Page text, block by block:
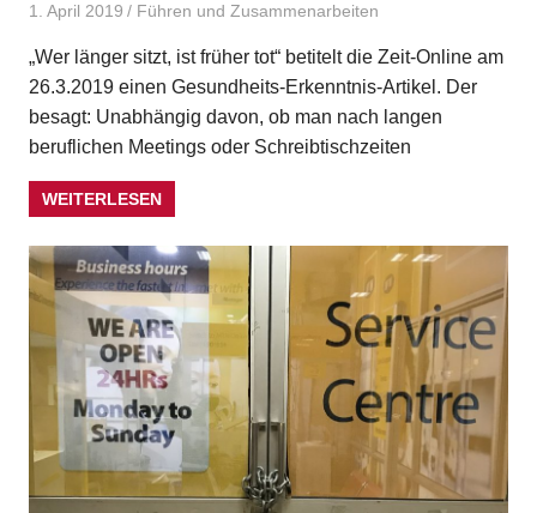
1. April 2019 Gudrun Henne
Führen und Zusammenarbeiten
„Wer länger sitzt, ist früher tot“ betitelt die Zeit-Online am
26.3.2019 einen Gesundheits-Erkenntnis-Artikel. Der
besagt: Unabhängig davon, ob man nach langen
beruflichen Meetings oder Schreibtischzeiten
WEITERLESEN